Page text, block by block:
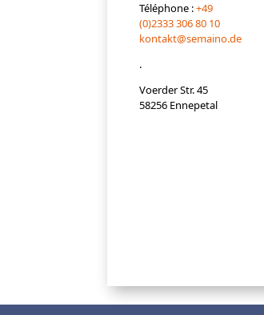
Téléphone :+49
(0)2333 306 80 10
kontakt@semaino.de
.
Voerder Str. 45
58256 Ennepetal